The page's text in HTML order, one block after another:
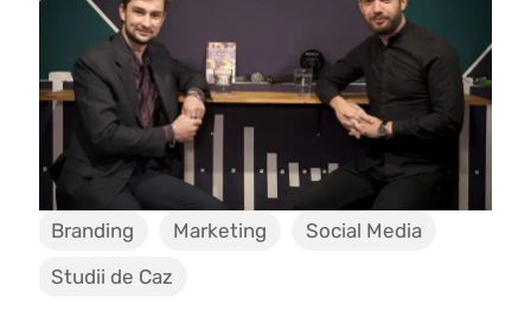
Branding Marketing
Social Media
Studii de Caz